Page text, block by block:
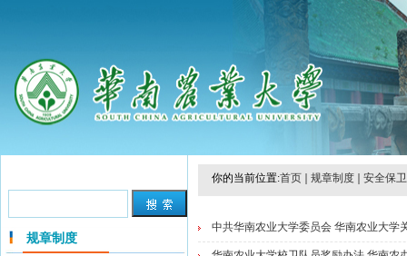
规章制度
你的当前位置:首页 规章制度 安全保
中共华南农业大学委员会 华南农业大学